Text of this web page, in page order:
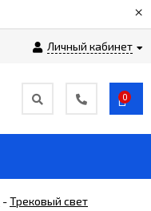
×
Личный кабинет
0
-Трековый свет